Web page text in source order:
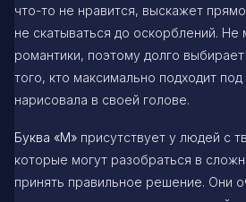
что-то не нравится, выскажет
не скатываться до оскорблений.
романтики, поэтому долго
того, кто максимально подходит
нарисовала в своей голове.
Буква «М» присутствует у людей с
которые могут разобраться в
принять правильное решение. Они